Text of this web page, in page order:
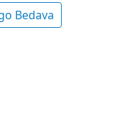
Bedava